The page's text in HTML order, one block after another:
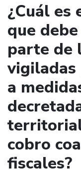
¿Cuál es
que
parte de
vigiladas
a
cobro
fiscales?